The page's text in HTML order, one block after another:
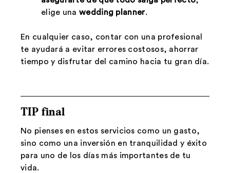
elige una wedding planner.
En cualquier caso, contar con una profesional
te ayudará a evitar errores costosos, ahorrar
tiempo y disfrutar del camino hacia tu gran día.
TIP final
No pienses en estos servicios como un gasto,
sino como una inversión en tranquilidad y éxito
para uno de los días más importantes de tu
vida.